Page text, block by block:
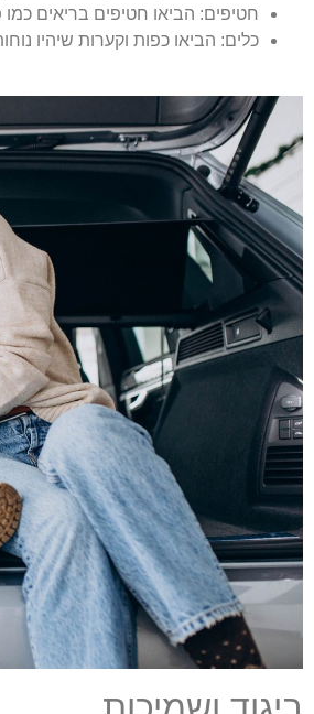
חטיפים: הביאו חטיפים בריאים כמו
כלים: הביאו כפות וקערות שיהיו